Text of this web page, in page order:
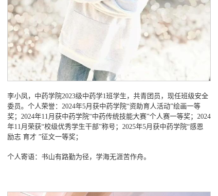
李小凤，中药学院2023级中药学1班学生，共青团员，现任班级安全
委员。个人荣誉：2024年5月获中药学院“资助育人活动”绘画一等
奖；2024年11月获中药学院“中药传统技能大赛”个人赛一等奖；2024
年11月荣获“校级优秀学生干部”称号；2025年5月获中药学院“感恩
励志 育才 ”征文一等奖；
个人寄语：书山有路勤为径，学海无涯苦作舟。